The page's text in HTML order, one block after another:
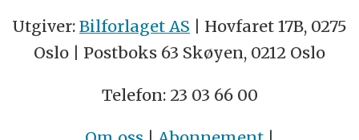
Utgiver: Bilforlaget AS | Hovfaret 17B, 0275
Oslo | Postboks 63 Skøyen, 0212 Oslo
Telefon: 23 03 66 00